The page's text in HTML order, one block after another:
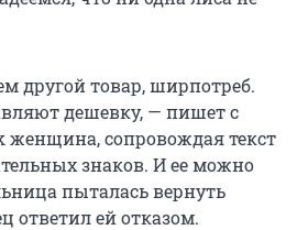
другой товар, ширпотреб.
дешевку, — пишет с
женщина, сопровождая текст
знаков. И ее можно
пыталась вернуть
ответил ей отказом.